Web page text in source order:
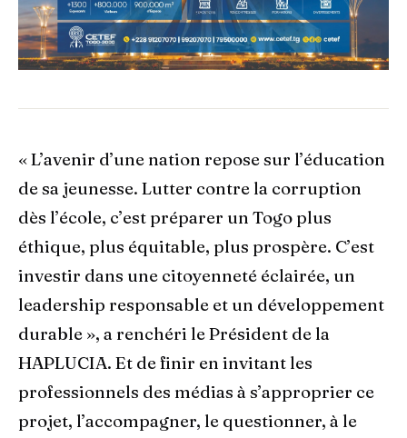
« L’avenir d’une nation repose sur l’éducation
de sa jeunesse. Lutter contre la corruption
dès l’école, c’est préparer un Togo plus
éthique, plus équitable, plus prospère. C’est
investir dans une citoyenneté éclairée, un
leadership responsable et un développement
durable », a renchéri le Président de la
HAPLUCIA. Et de finir en invitant les
professionnels des médias à s’approprier ce
projet, l’accompagner, le questionner, à le